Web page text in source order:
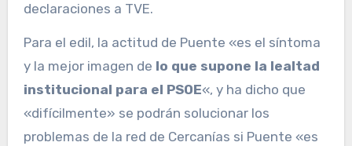
declaraciones a TVE.
Para el edil, la actitud de Puente «es el síntoma
y la mejor imagen de lo que supone la lealtad
institucional para el PSOE«, y ha dicho que
«difícilmente» se podrán solucionar los
problemas de la red de Cercanías si Puente «es